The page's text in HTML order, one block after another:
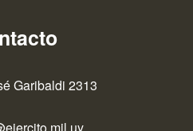
Garibaldi 2313